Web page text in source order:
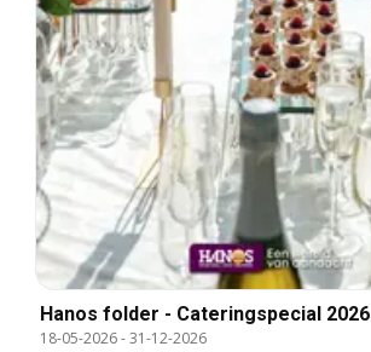
Hanos folder - Cateringspecial 2026
18-05-2026-31-12-2026